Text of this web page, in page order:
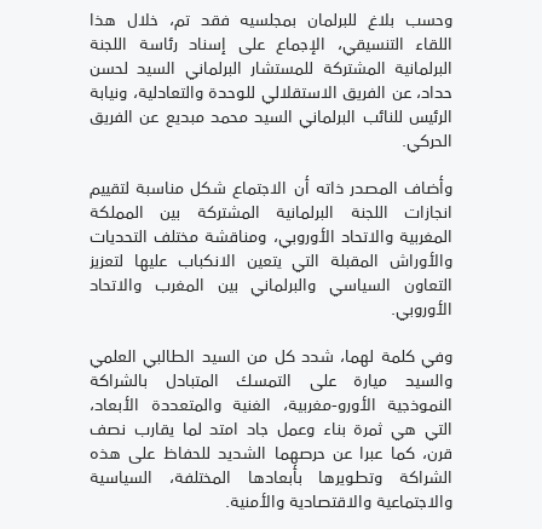
وحسب بلاغ للبرلمان بمجلسيه فقد تم، خلال هذا
اللقاء التنسيقي، الإجماع على إسناد رئاسة اللجنة
البرلمانية المشتركة للمستشار البرلماني السيد لحسن
حداد، عن الفريق الاستقلالي للوحدة والتعادلية، ونيابة
الرئيس للنائب البرلماني السيد محمد مبديع عن الفريق
الحركي.
وأضاف المصدر ذاته أن الاجتماع شكل مناسبة لتقييم
انجازات اللجنة البرلمانية المشتركة بين المملكة
المغربية والاتحاد الأوروبي، ومناقشة مختلف التحديات
والأوراش المقبلة التي يتعين الانكباب عليها لتعزيز
التعاون السياسي والبرلماني بين المغرب والاتحاد
الأوروبي.
وفي كلمة لهما، شدد كل من السيد الطالبي العلمي
والسيد ميارة على التمسك المتبادل بالشراكة
النموذجية الأورو-مغربية، الغنية والمتعددة الأبعاد،
التي هي ثمرة بناء وعمل جاد امتد لما يقارب نصف
قرن، كما عبرا عن حرصهما الشديد للحفاظ على هذه
الشراكة وتطويرها بأبعادها المختلفة، السياسية
والاجتماعية والاقتصادية والأمنية.